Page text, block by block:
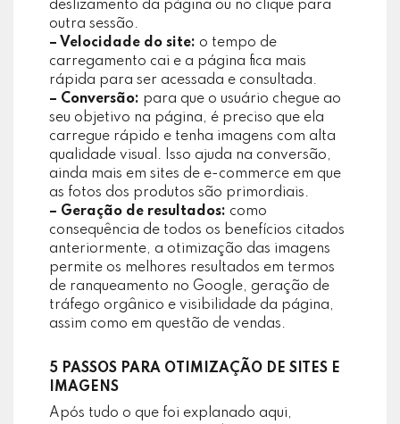
deslizamento da página ou no clique para
outra sessão.
– Velocidade do site: o tempo de
carregamento cai e a página fica mais
rápida para ser acessada e consultada.
– Conversão: para que o usuário chegue ao
seu objetivo na página, é preciso que ela
carregue rápido e tenha imagens com alta
qualidade visual. Isso ajuda na conversão,
ainda mais em sites de e-commerce em que
as fotos dos produtos são primordiais.
– Geração de resultados: como
consequência de todos os benefícios citados
anteriormente, a otimização das imagens
permite os melhores resultados em termos
de ranqueamento no Google, geração de
tráfego orgânico e visibilidade da página,
assim como em questão de vendas.
5 PASSOS PARA OTIMIZAÇÃO DE SITES E
IMAGENS
Após tudo o que foi explanado aqui,